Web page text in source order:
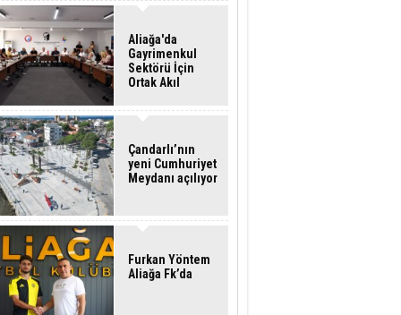
Aliağa'da
Gayrimenkul
Sektörü İçin
Ortak Akıl
Çandarlı’nın
yeni Cumhuriyet
Meydanı açılıyor
Furkan Yöntem
Aliağa Fk’da